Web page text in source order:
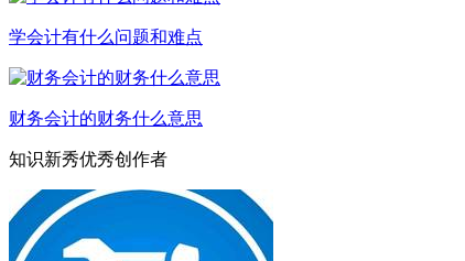
学会计有什么问题和难点
财务会计的财务什么意思
知识新秀优秀创作者